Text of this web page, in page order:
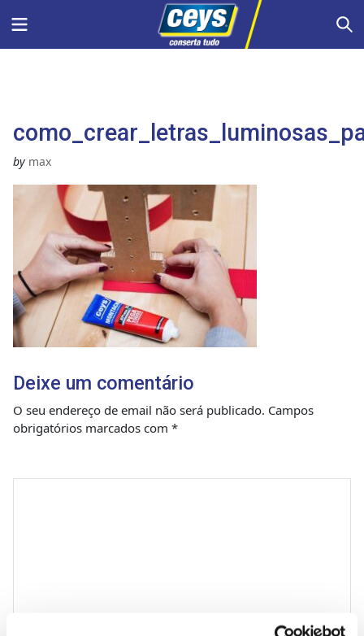
Menu
by max
Deixe um comentário
O seu endereço de email não será publicado. Campos
obrigatórios marcados com *